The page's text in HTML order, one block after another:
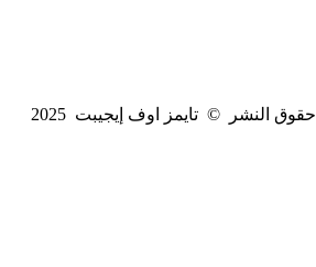
حقوق النشر © تايمز اوف إيجيبت 2025